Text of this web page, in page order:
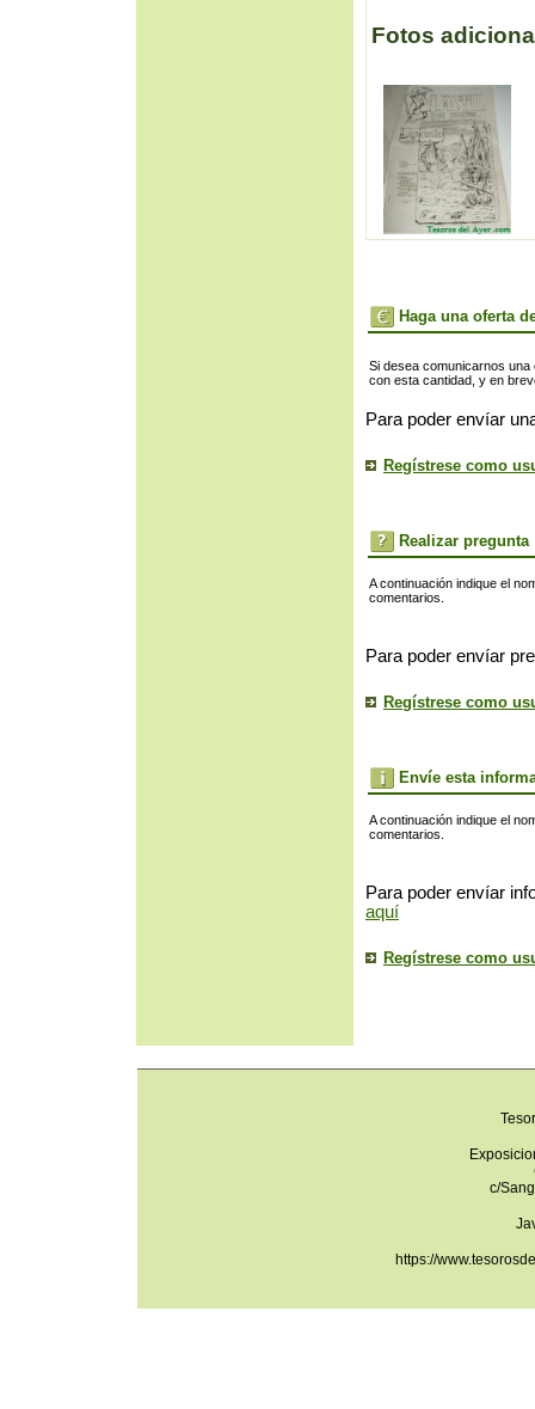
Fotos
Haga una oferta
Si desea comunicarnos
con esta cantidad, y en
Para poder envíar
Regístrese como
Realizar pregunta
A continuación indique el
comentarios.
Para poder envíar
Regístrese como
Envíe esta
A continuación indique el
comentarios.
Para poder envíar
aquí
Regístrese como
c/
https://